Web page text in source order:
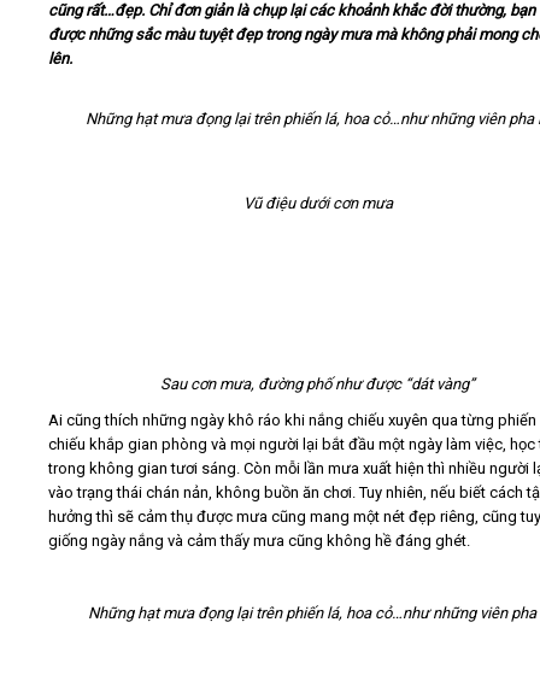
Video
cũng rất…đẹp. Chỉ đơn giản là chụp lại các khoảnh khắc đời thường, bạn
được những sắc màu tuyệt đẹp trong ngày mưa mà không phải mong
lên.
Những hạt mưa đọng lại trên phiến lá, hoa cỏ…như những viên pha
Vũ điệu dưới cơn mưa
Sau cơn mưa, đường phố như được “dát vàng”
Ai cũng thích những ngày khô ráo khi nắng chiếu xuyên qua từng phiến
chiếu khắp gian phòng và mọi người lại bắt đầu một ngày làm việc, học
trong không gian tươi sáng. Còn mỗi lần mưa xuất hiện thì nhiều người
vào trạng thái chán nản, không buồn ăn chơi. Tuy nhiên, nếu biết cách
hưởng thì sẽ cảm thụ được mưa cũng mang một nét đẹp riêng, cũng
giống ngày nắng và cảm thấy mưa cũng không hề đáng ghét.
Những hạt mưa đọng lại trên phiến lá, hoa cỏ…như những viên pha